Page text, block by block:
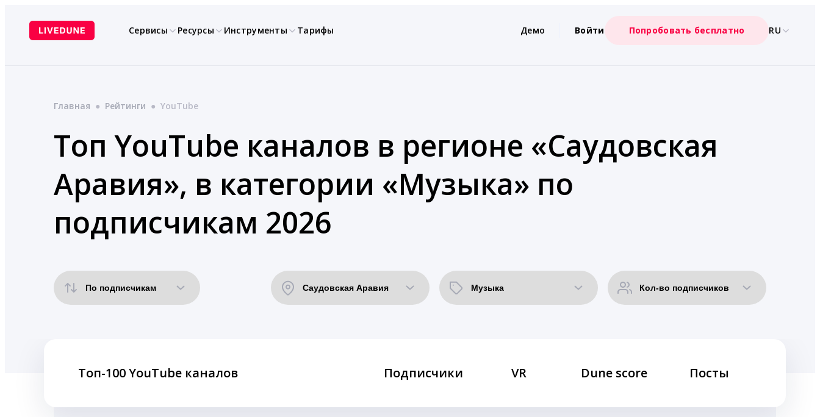
содержимому
Сервисы Ресурсы Инструменты Тарифы Демо Войти Попробовать бесплатно RU
Главная ● Рейтинги ● YouTube
Топ YouTube каналов в регионе «Саудовская
Аравия», в категории «Музыка» по
подписчикам 2026
Топ-100 YouTube каналов Подписчики VR Dune score Посты